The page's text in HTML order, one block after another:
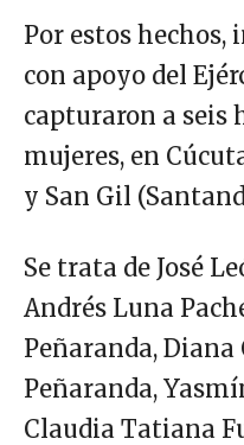
Por estos hechos,
con apoyo del
capturaron a seis
mujeres, en
y San Gil
Se trata de José
Andrés Luna
Peñaranda,
Peñaranda,
Claudia Tatiana